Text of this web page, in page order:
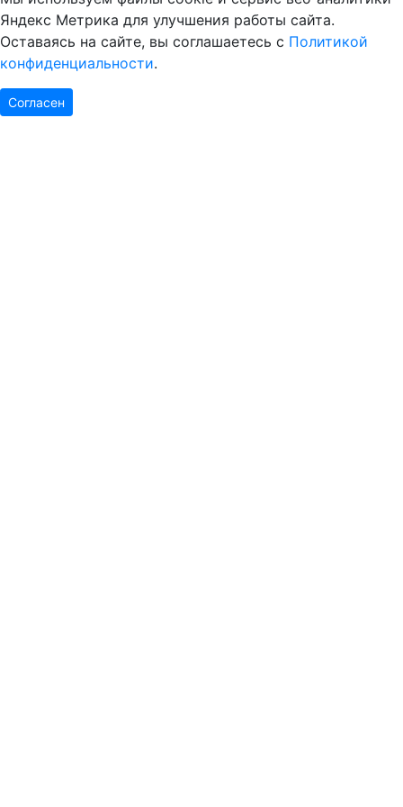
Яндекс Метрика для улучшения работы сайта.
Оставаясь на сайте, вы соглашаетесь с Политикой
конфиденциальности.
Согласен